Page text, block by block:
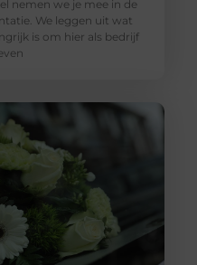
nemen we je mee in de
We leggen uit wat
is om hier als bedrijf